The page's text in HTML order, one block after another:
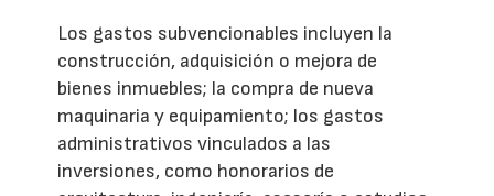
Los gastos subvencionables incluyen la
construcción, adquisición o mejora de
bienes inmuebles; la compra de nueva
maquinaria y equipamiento; los gastos
administrativos vinculados a las
inversiones, como honorarios de